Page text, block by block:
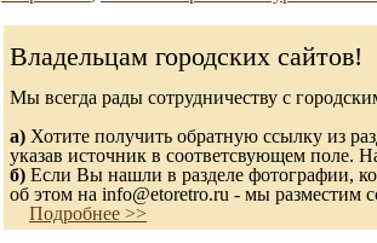
Владельцам городских сайтов!
Мы всегда рады сотрудничеству с
а) Хотите получить обратную ссылку из
указав источник в соответсвующем поле.
б) Если Вы нашли в разделе фотографии,
об этом на info@etoretro.ru - мы разместим
Подробнее >>